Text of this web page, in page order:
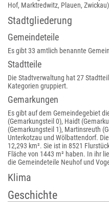
Hof, Marktredwitz, Plauen,
Stadtgliederung
Gemeindeteile
Es gibt 33 amtlich benannte
Stadtteile
Die Stadtverwaltung hat 27
Kategorien gruppiert.
Gemarkungen
Es gibt auf dem Gemeindegebiet
(Gemarkungsteil 0), Haidt
(Gemarkungsteil 1), Martinsreuth
Unterkotzau und Wölbattendorf.
12,293 km². Sie ist in 8521
Fläche von 1443 m² haben. In ihr
die Gemeindeteile Neuhof und
Klima
Geschichte